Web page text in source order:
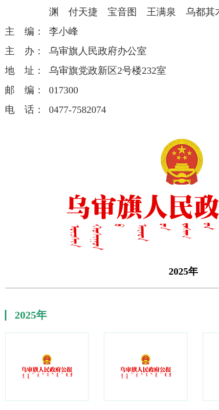
渊 付天捷 宝音图 王满泉 乌都其
主 编：
李小峰
主 办：
乌审旗人民政府办公室
地 址：
乌审旗党政新区2号楼232室
邮 编：
017300
电 话：
0477-7582074
2025年
2025年